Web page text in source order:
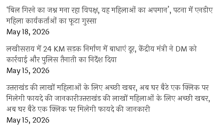
‘बिल गिरने का जश्न मना रहा विपक्ष, यह महिलाओं का अपमान’, पटना में एनडीए
महिला कार्यकर्ताओं का फूटा गुस्सा
May 18, 2026
लखीसराय में 24 KM सड़क निर्माण में बाधाएं दूर, केंद्रीय मंत्री ने DM को
कार्रवाई और पुलिस तैनाती का निर्देश दिया
May 15, 2026
उत्तराखंड की लाखों महिलाओं के लिए अच्छी खबर, अब घर बैठे एक क्लिक पर
मिलेगी फायदे की जानकारीउत्तराखंड की लाखों महिलाओं के लिए अच्छी खबर,
अब घर बैठे एक क्लिक पर मिलेगी फायदे की जानकारी
May 15, 2026